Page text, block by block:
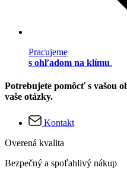
Pracujeme
s ohľadom na klímu.
Potrebujete pomôcť s vašou
vaše otázky.
Kontakt
Overená kvalita
Bezpečný a spoľahlivý nákup